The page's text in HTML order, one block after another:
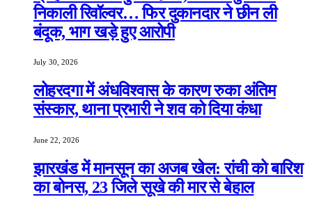
निकाली रिवॉल्वर… फिर दुकानदार ने छीन ली
बंदूक, भाग खड़े हुए आरोपी
July 30, 2026
लोहरदगा में अंधविश्वास के कारण रुका अंतिम
संस्कार, थाना प्रभारी ने शव को दिया कंधा
June 22, 2026
झारखंड में मानसून का अजब खेल: रांची को बारिश
का बोनस, 23 जिले सूखे की मार से बेहाल